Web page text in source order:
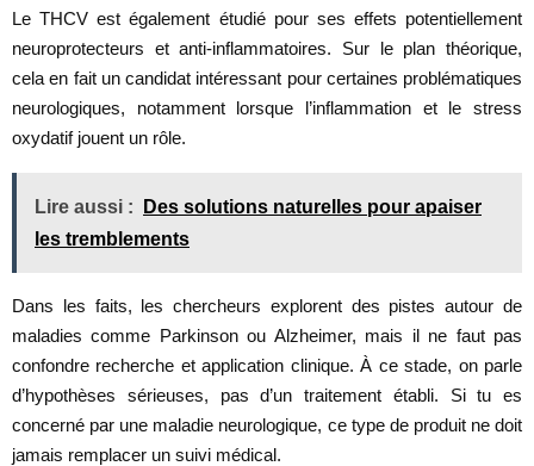
Le THCV est également étudié pour ses effets potentiellement
neuroprotecteurs et anti-inflammatoires. Sur le plan théorique,
cela en fait un candidat intéressant pour certaines problématiques
neurologiques, notamment lorsque l’inflammation et le stress
oxydatif jouent un rôle.
Lire aussi :
Des solutions naturelles pour apaiser
les tremblements
Dans les faits, les chercheurs explorent des pistes autour de
maladies comme Parkinson ou Alzheimer, mais il ne faut pas
confondre recherche et application clinique. À ce stade, on parle
d’hypothèses sérieuses, pas d’un traitement établi. Si tu es
concerné par une maladie neurologique, ce type de produit ne doit
jamais remplacer un suivi médical.